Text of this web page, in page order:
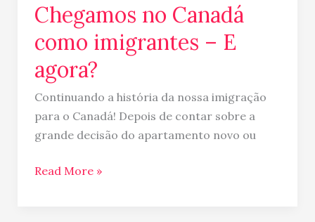
Chegamos no Canadá
como imigrantes – E
agora?
Continuando a história da nossa imigração
para o Canadá! Depois de contar sobre a
grande decisão do apartamento novo ou
Read More »